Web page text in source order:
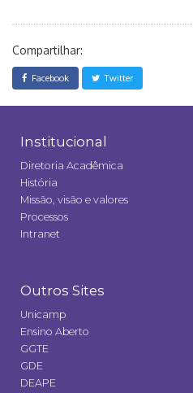
Compartilhar:
Facebook Twitter
Institucional
Diretoria Acadêmica
História
Missão, visão e valores
Processos
Intranet
Outros Sites
Unicamp
Ensino Aberto
GGTE
GDE
DEAPE